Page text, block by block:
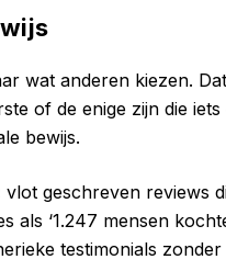
wat anderen kiezen.
of de enige zijn die
bewijs.
vlot geschreven reviews
als ‘1.247 mensen
testimonials